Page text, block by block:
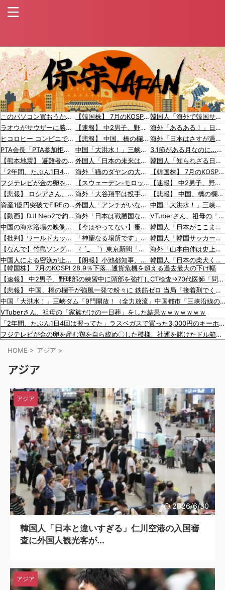
このパソコン買おうか迷ってるから背中を刺してくれｗｗｗ
ラオウがサウザーに勝てないって信じられないんだが…
ヒコロヒー コンビニで割引おにぎりは〝絶対買わない〟理由
PTA会長「PTA参加拒否した親へ最終警告。こうなってもいい？」
【熊本地震】 避難者の食生活、改善急務…調理できず「パン飽き飽き」断水なお３万戸超
「2年間、たぶん1日4回は握ってた」ラスベガスで買った3,000円のキーホルダーを調べたら
フジテレビが金の卵を産む鶏を自ら絞め〇した模様、社運を賭けたドル箱コンテンツが御蔵入りになってしまい……
【悲報】 ロシアさん、ついに国民の財産を没収しはじめる
資産1億円突破でFIREの45歳独身男性が半年後に仕事復帰を決意した「1通の通知」
【動画】DJI Neo2で釣りの自撮りをしようとした男の悲劇（ノ∇`）
中国の海水浴場の映像があまりにも・・・
【批判】ワールドカップ決勝のハーフタイムショー、英紙｢BTSが出てきて悪夢かと思った｣
【なんで】竹島ソングを歌う韓国アイドルグループが待望の日本デビュー
中国人による密漁が止まらない
警察がスーパーで暴れる刃物男を射〇「発砲は適正か？」
【動画】タイのティパンコーン王子が日本人女性とデートか？
【悲報】ロシア報道官「広島市長は毎年、ロシアを嫌悪する『偽りの呪文』を繰り返し、日本人をゾンビ化させている」と主張
文在寅、航空未経験の娘婿を重役にして収賄で起訴された
【韓国サッカー協会】外国人審判約10人に性的接待か 計1496回、約2億ウォン（約2200万円）
韓国のサッカー協会、W杯予選等を裁くために訪韓した外国人審判を「性接待」していた……大して強くもないチームが潤沢な予算を持ってりゃそうなるわな
【動画】これはお見事。中国重慶市で珍しい事故が撮影される。
【韓国株】 7月のKOSPI 28.9％下落…通貨危機を超える過去最大の下げ幅
【速報】 中2男子、野球部の練習中に頭部を強打しCT検査→70代医師「問題ないです」→中学生〇亡「他人のCT画像みてました」
【悲報】 中国、橋の欄干が強風一発で粉々に 鉄筋ゼロ 当局「接着剤でくっつけただけ」「正常で、品質問題はない」
中国「大洪水！」三峡ダム「9門開放！（全力放流」中国都市「三峡沿線の道路水没」中国政府「高速道路封鎖！」中国ダム「緊急放流に合わせて開門（土砂崩れ発生」→
外国人「日本の未来は安泰だ」16歳MF三井寺眞、衝撃ゴール！久保建英超え歴代2位の記録！3得点に絡む活躍で海外絶賛！【海外の反応】
海外「猫のダヤンの大阪限定トートバッグを買ってきた！」大阪旅行で買ってきたものに対する海外の反応
【スウェーデン-モロッコ】心配する理由はこれだけ…？【ポーランドボール】
海外「大谷翔平は投手としてどれくらいすごいの？野球初心者のおれに教えて」目の肥えたMLBファンが語る評価は・・・【海外の反応】
外国人「アンチがいない女性アニメキャラといえば誰が思い浮かぶ？」
海外「日本は戦勝国なんだよ」 戦後の日本人の特別な生き様に各国から称賛の声
【今はやってない】審判への性接待疑惑、大韓サッカー協会が声明「現在は一切発生していない」「世界中のサッカー界関係者の皆さんにお詫び」
「神聖なる場所です」靖国神社、境内におけるコスプレや軍装の禁止を発表
（ ´_ゝ`）東京新聞「小池都知事、今年も虐〇された朝鮮人犠牲者らを追悼文を送付しない意向。10年連続」
【朗報】小池都知事、高市首相と会談し「墓地埋葬法」の改正を要請 国と都が連携し民間への指導強化を進める方向で一致
蓮舫議員「蓮舫だから叩いていい、との報道に何度も向き合ってきました。悔しくても」
韓国人「海外が想像する韓国人キャラクターのイメージがこちら・・・」
「猫が車を凝視してると思ったら、自分に見とれていた…」（動画）
16歳の清水空跳が100m10秒00を記録して桐生祥秀の高校記録を更新、海外陸上競技ファンも大衝撃（海外の反応）
韓国人「海外で韓国サッカーの2002年ベスト4の実力は、実際にはどれくらい認められてるんだ…？（ブルブル」＝韓国の反応
海外「あるある！」日本を旅行した外国人が患う新たな症状「日本語PTSD」に海外が大騒ぎ
海外「日本はさすが過ぎるｗ」 日本は野生動物の喧嘩さえ可愛くなってしまうと世界が騒然
3.1節がある月なのに…3月のカレンダーに日本の富士山・大阪城・桜が描かれ物議＝韓国の反応
韓国人「知られざる日本だけの半導体技術がこちらです‥」→「サムスンがなければiPhoneが作れないと信じていたのに‥」
【韓国株】 7月のKOSPI 28.9％下落…通貨危機を超える過去最大の下げ幅
【速報】 中2男子、野球部の練習中に頭部を強打しCT検査→70代医師「問題ないです」→中学生〇亡「他人のCT画像みてました」
【悲報】 中国、橋の欄干が強風一発で粉々に 鉄筋ゼロ 当局「接着剤でくっつけただけ」「正常で、品質問題はない」
中国「大洪水！」三峡ダム「9門開放！（全力放流」中国都市「三峡沿線の道路水没」中国政府「高速道路封鎖！」中国ダム「緊急放流に合わせて開門（土砂崩れ発生」→
VTuberさん、祖母の「家族だけの一日葬」をした結果ｗｗｗｗｗｗｗ
韓国人「日本がここまでの観光大国に発展した本当の理由がこちら…」→「昔から日本は愛されてた…（ﾌﾞﾙﾌﾞﾙ」＝韓国の反応
韓国人「韓国サッカー協会の性接待報道、海外でも大騒ぎに・・・2002年W杯4強の記録取り消しの声も」→「マジで国の恥だ」「2002年まで疑う価値がある」「国民や国が築いた国格をサッカー選手が足で蹴り飛ばすね」
海外「山本由伸は史上最高の日本人投手になれる？」
韓国人「日本の柴犬くん散歩中の暑さに耐えられなかった結果」
韓国人「最近の日本アニメ業界の勢力図を変えたと言われる作品がこちら…」→「こういうのが面白い…（ﾌﾞﾙﾌﾞﾙ」＝韓国の反応
韓国人「韓国サッカー協会関係者が『不適切接待は慣行だった』と衝撃発言！日韓ワールドカップ4強にも疑いの視線が向けられる」
海外「大谷翔平が勝ち越しの絶好機でダブルプレー…」
海外「大谷翔平がドジャースでfWAR25.0到達！歴史的ペースに海外騒然…」
海外「大谷翔平がワールドシリーズ3連覇＆WSMVPなら歴代何位？海外ファンの答えがこちら」
【韓国株】 7月のKOSPI 28.9％下落…通貨危機を超える過去最大の下げ幅
【速報】 中2男子、野球部の練習中に頭部を強打しCT検査→70代医師「問題ないです」→中学生〇亡「他人のCT画像みてました」
【悲報】 中国、橋の欄干が強風一発で粉々に 鉄筋ゼロ 当局「接着剤でくっつけただけ」「正常で、品質問題はない」
中国「大洪水！」三峡ダム「9門開放！（全力放流」中国都市「三峡沿線の道路水没」中国政府「高速道路封鎖！」中国ダム「緊急放流に合わせて開門（土砂崩れ発生」→
VTuberさん、祖母の「家族だけの一日葬」をした結果ｗｗｗｗｗｗｗ
「2年間、たぶん1日4回は握ってた」ラスベガスで買った3,000円のキーホルダーを調べたら
フジテレビが金の卵を産む鶏を自ら絞め〇した模様、社運を賭けたドル箱コンテンツが御蔵入りになってしまい……
韓国人「日本がここまでの観光大国に発展した本当の理由がこちら…」→「昔から日本は愛されてた…（ﾌﾞﾙﾌﾞﾙ」＝韓国の反応
韓国人「日本の柴犬くん散歩中の暑さに耐えられなかった結果」
HOME > アジア >
アジア
2026/6/30
アジア
韓国人「日本と違いすぎる」仁川空港の入国審
査に外国人観光客が...
アジア